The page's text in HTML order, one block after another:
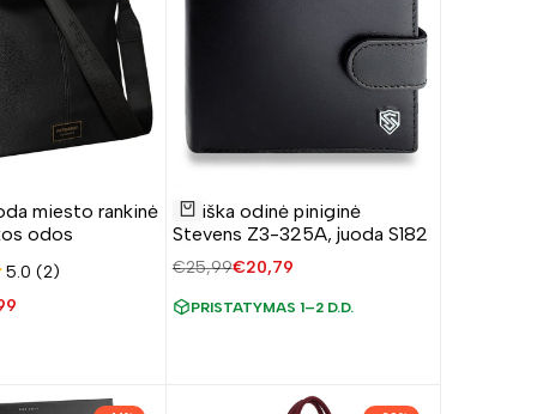
miesto rankinė
odos
5.0 (2)
Pridėti
sąrašą
Į krepšelį
Vyriška odinė piniginė
Stevens Z3-325A, juoda S182
Įprasta
€25,99Pardavimo
€20,79
PRISTATYMAS 1–2 D.D.